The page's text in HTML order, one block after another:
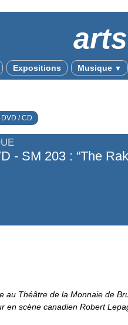
Expositions Musique ▼
/ CD
- SM 203 : “The
au Théâtre de la Monnaie de
en scène canadien Robert